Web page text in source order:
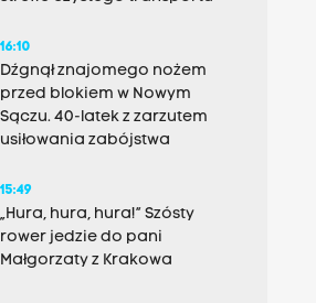
16:10
Dźgnął znajomego nożem
przed blokiem w Nowym
Sączu. 40-latek z zarzutem
usiłowania zabójstwa
15:49
„Hura, hura, hura!” Szósty
rower jedzie do pani
Małgorzaty z Krakowa